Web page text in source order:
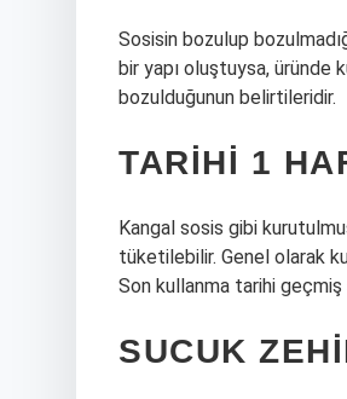
Sosisin bozulup
bir yapı oluştuysa, üründe
bozulduğunun belirtileridir.
TARIHI 1
Kangal sosis gibi
tüketilebilir. Genel olarak
Son kullanma tarihi
SUCUK